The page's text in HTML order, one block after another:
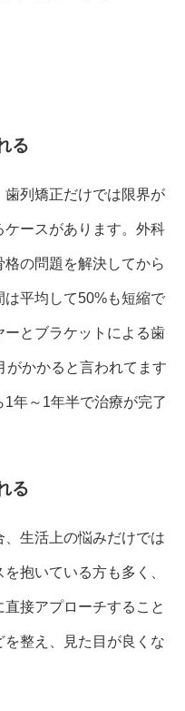
る
列矯正だけでは限界が
ースがあります。外科
の問題を解決してから
平均して50%も短縮で
ーとブラケットによる歯
がかかると言われてます
年～1年半で治療が完了
る
生活上の悩みだけでは
抱いている方も多く、
接アプローチすること
整え、見た目が良くな